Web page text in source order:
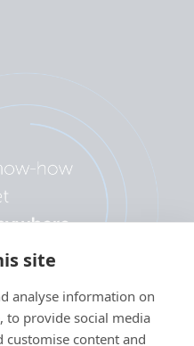
site
analyse information on
to provide social media
customise content and